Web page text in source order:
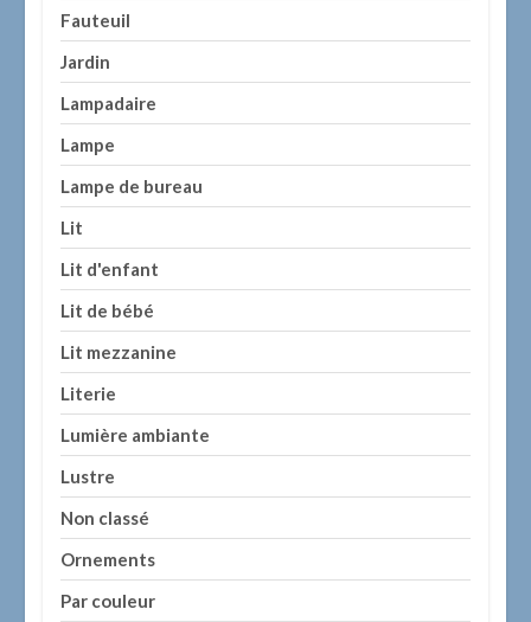
Fauteuil
Jardin
Lampadaire
Lampe
Lampe de bureau
Lit
Lit d'enfant
Lit de bébé
Lit mezzanine
Literie
Lumière ambiante
Lustre
Non classé
Ornements
Par couleur